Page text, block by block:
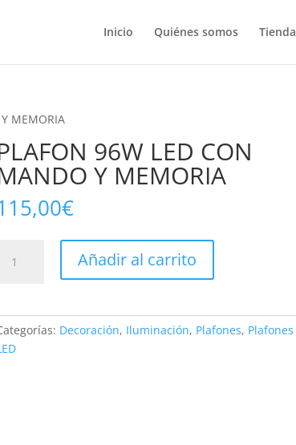
Inicio Quiénes somos Tienda
MEMORIA
96W LED CON
Y MEMORIA
€
96W
Añadir al carrito
Decoración, Iluminación, Plafones, Plafones